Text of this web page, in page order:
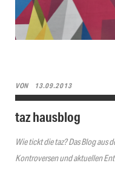
VON 13.09.2013
taz hausblog
Wie tickt die taz? Das Blog aus
Kontroversen und aktuellen